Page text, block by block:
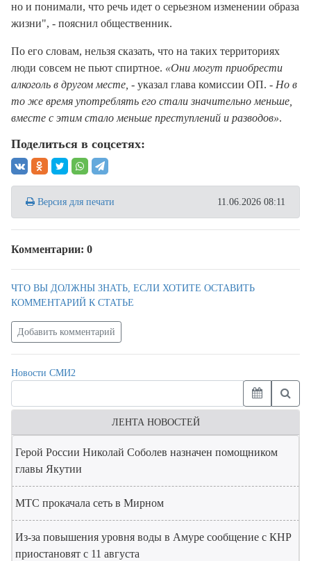
но и понимали, что речь идет о серьезном изменении образа
жизни", - пояснил общественник.
По его словам, нельзя сказать, что на таких территориях
люди совсем не пьют спиртное. «Они могут приобрести
алкоголь в другом месте, - указал глава комиссии ОП. - Но в
то же время употреблять его стали значительно меньше,
вместе с этим стало меньше преступлений и разводов».
Поделиться в соцсетях:
Версия для печати 11.06.2026 08:11
Комментарии: 0
ЧТО ВЫ ДОЛЖНЫ ЗНАТЬ, ЕСЛИ ХОТИТЕ ОСТАВИТЬ
КОММЕНТАРИЙ К СТАТЬЕ
Добавить комментарий
Новости СМИ2
ЛЕНТА НОВОСТЕЙ
Герой России Николай Соболев назначен помощником
главы Якутии
МТС прокачала сеть в Мирном
Из-за повышения уровня воды в Амуре сообщение с КНР
приостановят с 11 августа